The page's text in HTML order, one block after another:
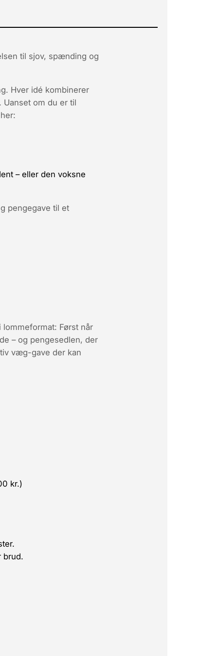
til sjov, spænding og
Hver idé kombinerer
om du er til
– eller den voksne
pengegave til et
Først når
– og pengesedlen, der
væg-gave der kan
kr.)
brud.